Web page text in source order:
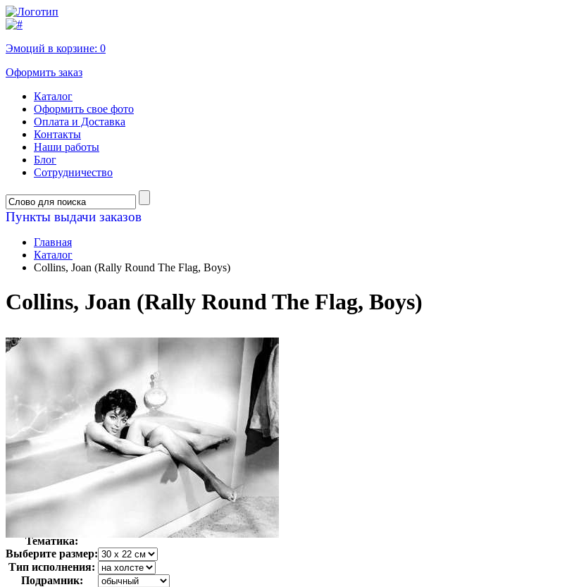
Эмоций в корзине: 0
Оформить заказ
Каталог
Оформить свое фото
Оплата и Доставка
Контакты
Наши работы
Блог
Сотрудничество
Пункты выдачи заказов
Главная
Каталог
Collins, Joan (Rally Round The Flag, Boys)
Collins, Joan (Rally Round The Flag, Boys)
Автор:
Ретро-Фотографии
Тематика:
Выберите размер:
Тип исполнения:
Подрамник: